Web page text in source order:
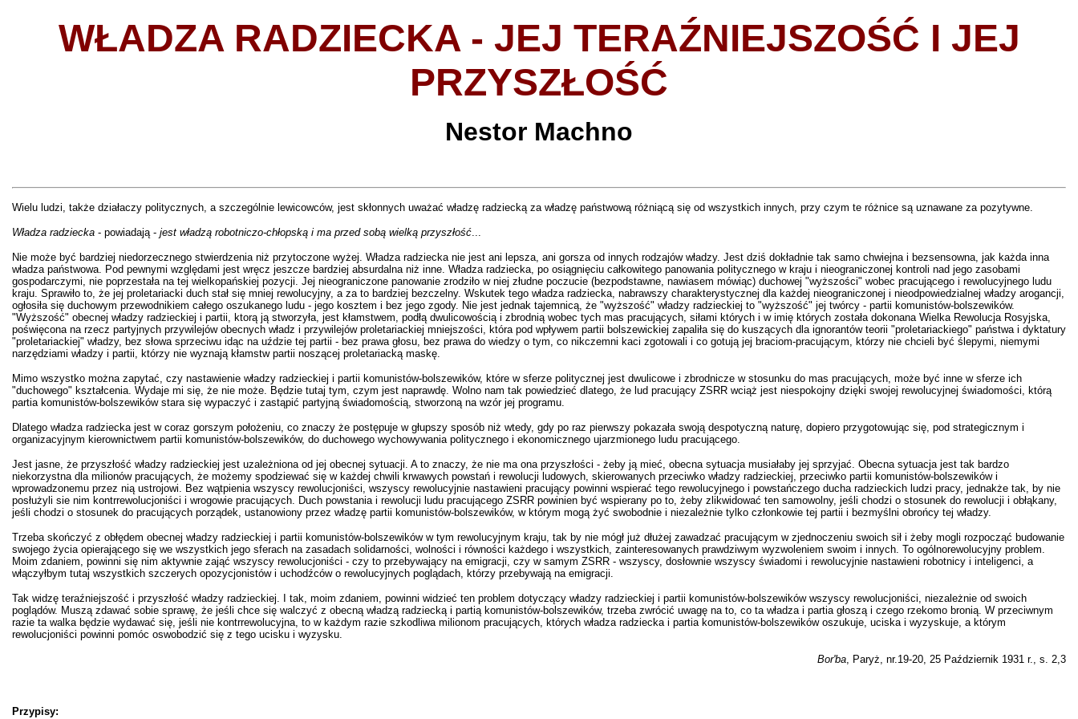
WŁADZA RADZIECKA - JEJ TERAŹNIEJSZOŚĆ I JEJ
PRZYSZŁOŚĆ
Nestor Machno
Wielu ludzi, także działaczy politycznych, a szczególnie lewicowców, jest skłonnych uważać władzę radziecką za władzę państwową różniącą się od wszystkich innych, przy czym te różnice są uznawane za pozytywne.
Władza radziecka - powiadają - jest władzą robotniczo-chłopską i ma przed sobą wielką przyszłość...
Nie może być bardziej niedorzecznego stwierdzenia niż przytoczone wyżej. Władza radziecka nie jest ani lepsza, ani gorsza od innych rodzajów władzy. Jest dziś dokładnie tak samo chwiejna i bezsensowna, jak każda inna
władza państwowa. Pod pewnymi względami jest wręcz jeszcze bardziej absurdalna niż inne. Władza radziecka, po osiągnięciu całkowitego panowania politycznego w kraju i nieograniczonej kontroli nad jego zasobami
gospodarczymi, nie poprzestała na tej wielkopańskiej pozycji. Jej nieograniczone panowanie zrodziło w niej złudne poczucie (bezpodstawne, nawiasem mówiąc) duchowej "wyższości" wobec pracującego i rewolucyjnego ludu
kraju. Sprawiło to, że jej proletariacki duch stał się mniej rewolucyjny, a za to bardziej bezczelny. Wskutek tego władza radziecka, nabrawszy charakterystycznej dla każdej nieograniczonej i nieodpowiedzialnej władzy arogancji,
ogłosiła się duchowym przewodnikiem całego oszukanego ludu - jego kosztem i bez jego zgody. Nie jest jednak tajemnicą, że "wyższość" władzy radzieckiej to "wyższość" jej twórcy - partii komunistów-bolszewików.
"Wyższość" obecnej władzy radzieckiej i partii, ktorą ją stworzyła, jest kłamstwem, podłą dwulicowością i zbrodnią wobec tych mas pracujących, siłami których i w imię których została dokonana Wielka Rewolucja Rosyjska,
poświęcona na rzecz partyjnych przywilejów obecnych władz i przywilejów proletariackiej mniejszości, która pod wpływem partii bolszewickiej zapaliła się do kuszących dla ignorantów teorii "proletariackiego" państwa i dyktatury
"proletariackiej" władzy, bez słowa sprzeciwu idąc na uździe tej partii - bez prawa głosu, bez prawa do wiedzy o tym, co nikczemni kaci zgotowali i co gotują jej braciom-pracującym, którzy nie chcieli być ślepymi, niemymi
narzędziami władzy i partii, którzy nie wyznają kłamstw partii noszącej proletariacką maskę.
Mimo wszystko można zapytać, czy nastawienie władzy radzieckiej i partii komunistów-bolszewików, które w sferze politycznej jest dwulicowe i zbrodnicze w stosunku do mas pracujących, może być inne w sferze ich
"duchowego" kształcenia. Wydaje mi się, że nie może. Będzie tutaj tym, czym jest naprawdę. Wolno nam tak powiedzieć dlatego, że lud pracujący ZSRR wciąż jest niespokojny dzięki swojej rewolucyjnej świadomości, którą
partia komunistów-bolszewików stara się wypaczyć i zastąpić partyjną świadomością, stworzoną na wzór jej programu.
Dlatego władza radziecka jest w coraz gorszym położeniu, co znaczy że postępuje w głupszy sposób niż wtedy, gdy po raz pierwszy pokazała swoją despotyczną naturę, dopiero przygotowując się, pod strategicznym i
organizacyjnym kierownictwem partii komunistów-bolszewików, do duchowego wychowywania politycznego i ekonomicznego ujarzmionego ludu pracującego.
Jest jasne, że przyszłość władzy radzieckiej jest uzależniona od jej obecnej sytuacji. A to znaczy, że nie ma ona przyszłości - żeby ją mieć, obecna sytuacja musiałaby jej sprzyjać. Obecna sytuacja jest tak bardzo
niekorzystna dla milionów pracujących, że możemy spodziewać się w każdej chwili krwawych powstań i rewolucji ludowych, skierowanych przeciwko władzy radzieckiej, przeciwko partii komunistów-bolszewików i
wprowadzonemu przez nią ustrojowi. Bez wątpienia wszyscy rewolucjoniści, wszyscy rewolucyjnie nastawieni pracujący powinni wspierać tego rewolucyjnego i powstańczego ducha radzieckich ludzi pracy, jednakże tak, by nie
posłużyli sie nim kontrrewolucjoniści i wrogowie pracujących. Duch powstania i rewolucji ludu pracującego ZSRR powinien być wspierany po to, żeby zlikwidować ten samowolny, jeśli chodzi o stosunek do rewolucji i obłąkany,
jeśli chodzi o stosunek do pracujących porządek, ustanowiony przez władzę partii komunistów-bolszewików, w którym mogą żyć swobodnie i niezależnie tylko członkowie tej partii i bezmyślni obrońcy tej władzy.
Trzeba skończyć z obłędem obecnej władzy radzieckiej i partii komunistów-bolszewików w tym rewolucyjnym kraju, tak by nie mógł już dłużej zawadzać pracującym w zjednoczeniu swoich sił i żeby mogli rozpocząć budowanie
swojego życia opierającego się we wszystkich jego sferach na zasadach solidarności, wolności i równości każdego i wszystkich, zainteresowanych prawdziwym wyzwoleniem swoim i innych. To ogólnorewolucyjny problem.
Moim zdaniem, powinni się nim aktywnie zająć wszyscy rewolucjoniści - czy to przebywający na emigracji, czy w samym ZSRR - wszyscy, dosłownie wszyscy świadomi i rewolucyjnie nastawieni robotnicy i inteligenci, a
włączyłbym tutaj wszystkich szczerych opozycjonistów i uchodźców o rewolucyjnych poglądach, którzy przebywają na emigracji.
Tak widzę teraźniejszość i przyszłość władzy radzieckiej. I tak, moim zdaniem, powinni widzieć ten problem dotyczący władzy radzieckiej i partii komunistów-bolszewików wszyscy rewolucjoniści, niezależnie od swoich
poglądów. Muszą zdawać sobie sprawę, że jeśli chce się walczyć z obecną władzą radziecką i partią komunistów-bolszewików, trzeba zwrócić uwagę na to, co ta władza i partia głoszą i czego rzekomo bronią. W przeciwnym
razie ta walka będzie wydawać się, jeśli nie kontrrewolucyjna, to w każdym razie szkodliwa milionom pracujących, których władza radziecka i partia komunistów-bolszewików oszukuje, uciska i wyzyskuje, a którym
rewolucjoniści powinni pomóc oswobodzić się z tego ucisku i wyzysku.
Bor'ba, Paryż, nr.19-20, 25 Październik 1931 r., s. 2,3
Przypisy: